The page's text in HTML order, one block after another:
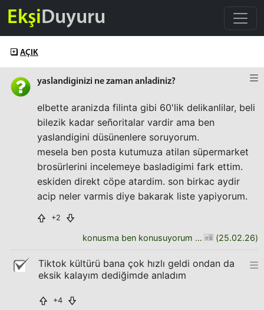
EkşiDuyuru
AÇIK
yaslandiginizi ne zaman anladiniz?
elbette aranizda filinta gibi 60'lik delikanlilar, beli
bilezik kadar señoritalar vardir ama ben
yaslandigini düsünenlere soruyorum.
mesela ben posta kutumuza atilan süpermarket
brosürlerini incelemeye basladigimi fark ettim.
eskiden direkt cöpe atardim. son birkac aydir
acip neler varmis diye bakarak liste yapiyorum.
+2
konusma ben konusuyorum daha bitirmedim (25.02.26)
Tiktok kültürü bana çok hızlı geldi ondan da
eksik kalayım dediğimde anladım
+4